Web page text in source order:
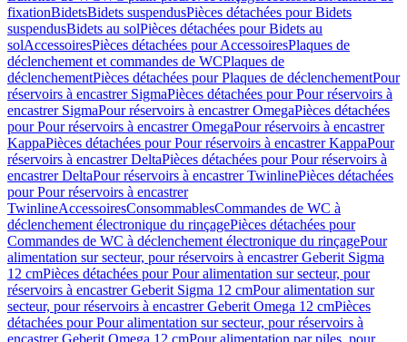
fixationBidetsBidets suspendusPièces détachées pour Bidets
suspendusBidets au solPièces détachées pour Bidets au
solAccessoiresPièces détachées pour AccessoiresPlaques de
déclenchement et commandes de WCPlaques de
déclenchementPièces détachées pour Plaques de déclenchementPour
réservoirs à encastrer SigmaPièces détachées pour Pour réservoirs à
encastrer SigmaPour réservoirs à encastrer OmegaPièces détachées
pour Pour réservoirs à encastrer OmegaPour réservoirs à encastrer
KappaPièces détachées pour Pour réservoirs à encastrer KappaPour
réservoirs à encastrer DeltaPièces détachées pour Pour réservoirs à
encastrer DeltaPour réservoirs à encastrer TwinlinePièces détachées
pour Pour réservoirs à encastrer
TwinlineAccessoiresConsommablesCommandes de WC à
déclenchement électronique du rinçagePièces détachées pour
Commandes de WC à déclenchement électronique du rinçagePour
alimentation sur secteur, pour réservoirs à encastrer Geberit Sigma
12 cmPièces détachées pour Pour alimentation sur secteur, pour
réservoirs à encastrer Geberit Sigma 12 cmPour alimentation sur
secteur, pour réservoirs à encastrer Geberit Omega 12 cmPièces
détachées pour Pour alimentation sur secteur, pour réservoirs à
encastrer Geberit Omega 12 cmPour alimentation par piles, pour